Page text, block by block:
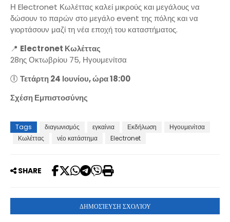
Η Electronet Κωλέττας καλεί μικρούς και μεγάλους να
δώσουν το παρών στο μεγάλο event της πόλης και να
γιορτάσουν μαζί τη νέα εποχή του καταστήματος.
📍 Electronet Κωλέττας
28ης Οκτωβρίου 75, Ηγουμενίτσα
🕕 Τετάρτη 24 Ιουνίου, ώρα 18:00
Σχέση Εμπιστοσύνης
Tags διαγωνισμός εγκαίνια Εκδήλωση
Ηγουμενίτσα
Κωλέττας
νέο κατάστημα Electronet
SHARE
ΔΗΜΟΣΊΕΥΣΗ ΣΧΟΛΊΟΥ